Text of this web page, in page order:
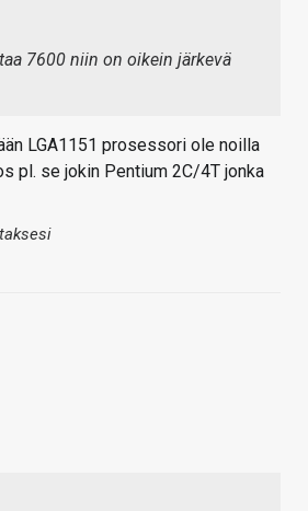
7600 niin on oikein järkevä
LGA1151 prosessori ole noilla
pl. se jokin Pentium 2C/4T jonka